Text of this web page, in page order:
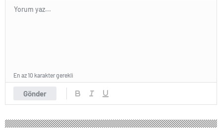
Gönder
En az 10 karakter gerekli